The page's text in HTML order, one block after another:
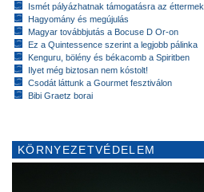
Ismét pályázhatnak támogatásra az éttermek
Hagyomány és megújulás
Magyar továbbjutás a Bocuse D Or-on
Ez a Quintessence szerint a legjobb pálinka
Kenguru, bölény és békacomb a Spiritben
Ilyet még biztosan nem kóstolt!
Csodát láttunk a Gourmet fesztiválon
Bibi Graetz borai
KÖRNYEZETVÉDELEM